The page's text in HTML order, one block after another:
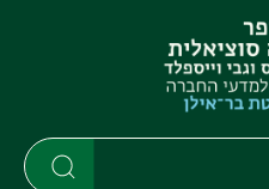
דילוג
לתוכן
העיקרי
דילוג
לתפריט
ניווט
ראשי